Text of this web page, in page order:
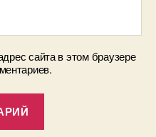
сайта в этом браузере